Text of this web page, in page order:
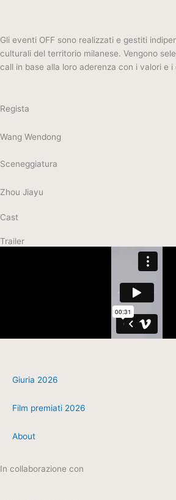
Gli eventi OFF sono realizzati e gestiti
culturali del territorio milanese. Vengono
call in base alla loro aderenza con i valori e
Regista
Wang Wendong
Sceneggiatura
Zhou Jiayu
Cast
Trailer
Giuria 2026
Film premiati 2026
About
In collaborazione con